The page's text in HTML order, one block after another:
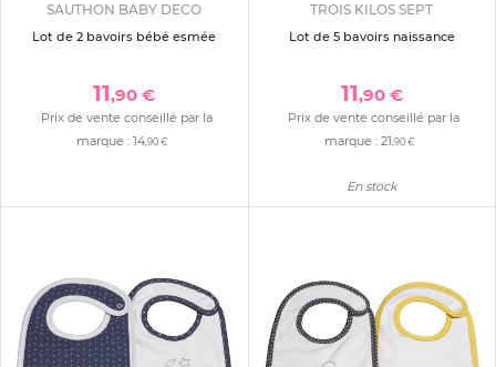
SAUTHON BABY DECO
Lot de 2 bavoirs bébé esmée
11,90 €
Prix de vente conseillé par la
marque : 14,90 €
TROIS KILOS SEPT
Lot de 5 bavoirs naissance
11,90 €
Prix de vente conseillé par la
marque : 21 ,90 €
En stock